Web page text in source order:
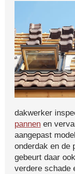
dakwerker
pannen en
aangepast
onderdak en de
gebeurt daar
verdere schade